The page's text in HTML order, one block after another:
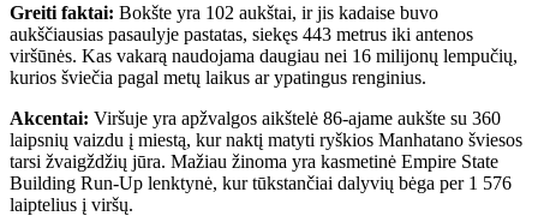
Greiti faktai: Bokšte yra 102 aukštai, ir jis kadaise buvo
aukščiausias pasaulyje pastatas, siekęs 443 metrus iki antenos
viršūnės. Kas vakarą naudojama daugiau nei 16 milijonų lempučių,
kurios šviečia pagal metų laikus ar ypatingus renginius.
Akcentai: Viršuje yra apžvalgos aikštelė 86-ajame aukšte su 360
laipsnių vaizdu į miestą, kur naktį matyti ryškios Manhatano šviesos
tarsi žvaigždžių jūra. Mažiau žinoma yra kasmetinė Empire State
Building Run-Up lenktynė, kur tūkstančiai dalyvių bėga per 1 576
laiptelius į viršų.